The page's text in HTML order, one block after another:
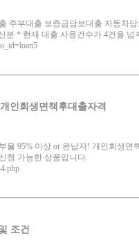
주부대출 보증금담보대출 자동차
분 * 현재 대출 사용건수가 4건을
인회생면책후대출자격
율 95% 이상 or 완납자! 개인회생
청 가능한 상품입니다.
조건